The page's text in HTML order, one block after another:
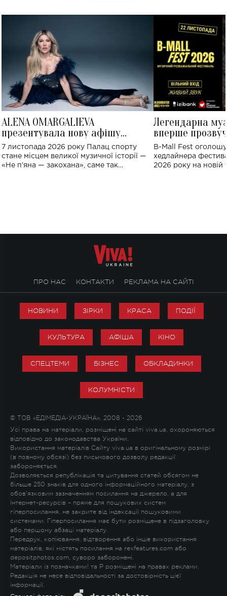
ALENA OMARGALIEVA
презентувала нову афішу
великого концерту в Палаці
спорту
7 листопада 2026 року Палац спорту
стане місцем великої музичної історії —
«Не пʼяна — закохана», саме так
Легендарна
вперше
Україні: де
B-Mall Fest
хедлайнера
2026 року на новій
ПРО НАС КОНТАКТИ РЕКЛАМА НА САЙТІ
НОВИНИ ЗІРКИ КРАСА ПОДІЇ
КУЛЬТУРА АФІША КІНО
СПЕЦТЕМИ БІЗНЕС ОБКЛАДИНКИ
КОЛУМНІСТИ
© ТОВ «ЕДІМЕДІА-УКРАЇНА», 2008 - 2026
Усі права на матеріали, розміщені на сайті viva.ua, охороняються
відповідно до законодавства України.
Використання матеріалів Сайту viva.ua в оригінальному розмірі
(в повному обсязі) без письмового дозволу редакції
забороняється.
Дозволяється републікація та цитування статей обсягом не
більше 250 знаків для одного інформаційного матеріалу, з
обов'язковим зазначенням посилання на джерело, а для
Інтернет-ресурсів – пряме для пошукових систем
гіперпосилання, не закрите від індексації пошуковими
системами. Гіперпосилання має бути розміщене в підзаголовку
або першому абзаці матеріалу.
Передрук, копіювання, відтворення або інше використання
матеріалів, які містять посилання на rexfeatures.com або
depositphotos.com, суворо заборонені.
Матеріали із позначками! та P розміщені на правах реклами.
Редакція не несе відповідальності за достовірність цієї
інформації.